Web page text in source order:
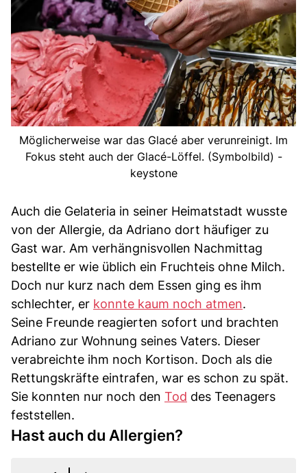
Möglicherweise war das Glacé aber verunreinigt. Im
Fokus steht auch der Glacé-Löffel. (Symbolbild) -
keystone
Auch die Gelateria in seiner Heimatstadt wusste
von der Allergie, da Adriano dort häufiger zu
Gast war. Am verhängnisvollen Nachmittag
bestellte er wie üblich ein Fruchteis ohne Milch.
Doch nur kurz nach dem Essen ging es ihm
schlechter, er konnte kaum noch atmen.
Seine Freunde reagierten sofort und brachten
Adriano zur Wohnung seines Vaters. Dieser
verabreichte ihm noch Kortison. Doch als die
Rettungskräfte eintrafen, war es schon zu spät.
Sie konnten nur noch den Tod des Teenagers
feststellen.
Hast auch du Allergien?